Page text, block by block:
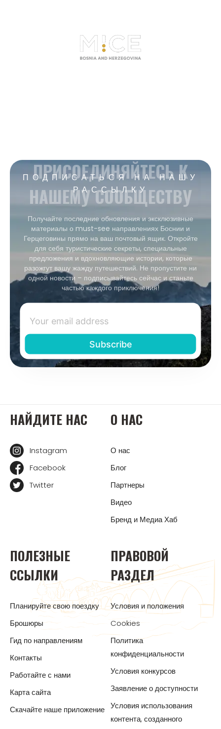
ПОДПИСАТЬСЯ НА НАШУ
РАССЫЛКУ
ПРИСОЕДИНЯЙТЕСЬ К
НАШЕМУ СООБЩЕСТВУ
Получайте последние обновления и эксклюзивные
материалы о must-see направлениях Боснии и
Герцеговины прямо на ваш почтовый ящик. Откройте
для себя туристические секреты, специальные
предложения и вдохновляющие истории, которые
разожгут вашу жажду путешествий. Не пропустите ни
одной новости – подписывайтесь сейчас и станьте
частью каждого приключения!
НАЙДИТЕ НАС
Instagram
Facebook
Twitter
О НАС
О нас
Блог
Партнеры
Видео
Бренд и Медиа Хаб
ПОЛЕЗНЫЕ
ССЫЛКИ
Планируйте свою поездку
Брошюры
Гид по направлениям
Контакты
Работайте с нами
Карта сайта
Скачайте наше приложение
ПРАВОВОЙ
РАЗДЕЛ
Условия и положения
Cookies
Политика
конфиденциальности
Условия конкурсов
Заявление о доступности
Условия использования
контента, созданного